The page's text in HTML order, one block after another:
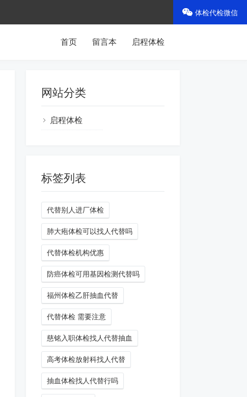
首页 留言本 启程体检
网站分类
启程体检
标签列表
代替别人进厂体检
肺大疱体检可以找人代替吗
代替体检机构优惠
防癌体检可用基因检测代替吗
福州体检乙肝抽血代替
代替体检 需要注意
慈铭入职体检找人代替抽血
高考体检放射科找人代替
抽血体检找人代替行吗
体检代检微信